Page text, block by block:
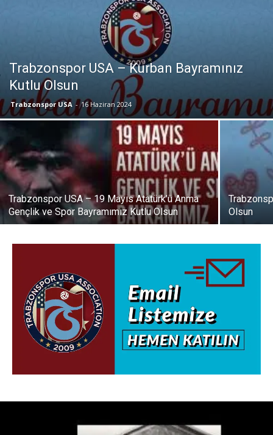
Trabzonspor USA – Kurban Bayramınız
Kutlu Olsun
Trabzonspor USA - 16 Haziran 2024
Trabzonspor USA – 19 Mayıs Atatürk’ü Anma
Gençlik ve Spor Bayramımız Kutlu Olsun
Olsun